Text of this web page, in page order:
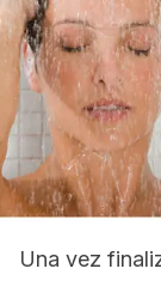
Una vez